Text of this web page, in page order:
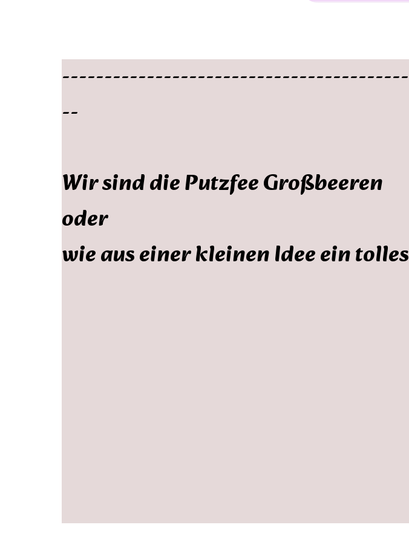
--
Wir sind die Putzfee Großbeeren
oder
wie aus einer kleinen Idee ein